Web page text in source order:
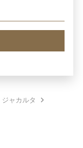
ャカルタ